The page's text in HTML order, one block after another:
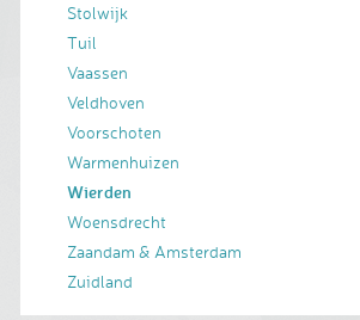
Stolwijk
Tuil
Vaassen
Veldhoven
Voorschoten
Warmenhuizen
Wierden
Woensdrecht
Zaandam & Amsterdam
Zuidland